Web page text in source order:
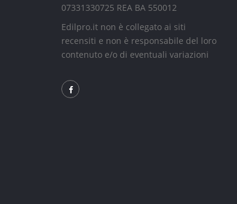
07331330725 REA BA 550012
Edilpro.it non è collegato ai siti
recensiti e non è responsabile del loro
contenuto e/o di eventuali variazioni